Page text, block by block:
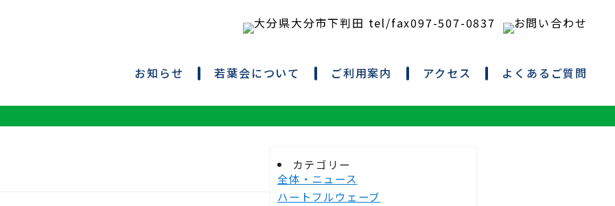
お知らせ 若葉会について ご利用案内 アクセス よくあるご質問
カテゴリー
全体・ニュース
ハートフルウェーブ